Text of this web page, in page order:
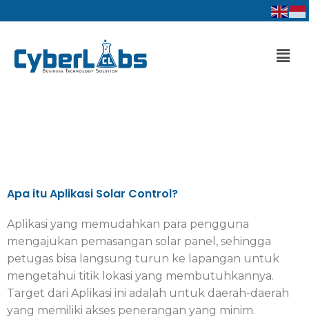
ke
Apa itu Aplikasi Solar Control?
Aplikasi yang memudahkan para pengguna
mengajukan pemasangan solar panel, sehingga
petugas bisa langsung turun ke lapangan untuk
mengetahui titik lokasi yang membutuhkannya.
Target dari Aplikasi ini adalah untuk daerah-daerah
yang memiliki akses penerangan yang minim.